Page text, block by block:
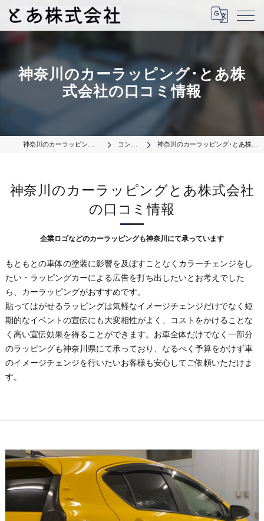
神奈川のカーラッピング･とあ株
式会社の口コミ情報
コンセプト 神奈川のカーラッピング･とあ株式会社の口コミ情報
企業ロゴなどのカーラッピングも神奈川にて承っています
神奈川のカーラッピングとあ株式会社
の口コミ情報
もともとの車体の塗装に影響を及ぼすことなくカラーチェンジをし
たい・ラッピングカーによる広告を打ち出したいとお考えでした
ら、カーラッピングがおすすめです。
貼ってはがせるラッピングは気軽なイメージチェンジだけでなく短
期的なイベントの宣伝にも大変相性がよく、コストをかけることな
く高い宣伝効果を得ることができます。お車全体だけでなく一部分
のラッピングも神奈川県にて承っており、なるべく予算をかけず車
のイメージチェンジを行いたいお客様も安心してご依頼いただけま
す。